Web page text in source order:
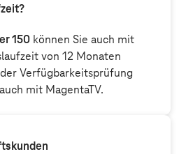
150 können Sie auch mit
von 12 Monaten
Verfügbarkeits­prüfung
mit MagentaTV.